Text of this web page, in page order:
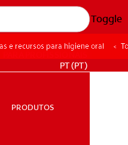
Toggle
PT (PT)
PRODUTOS
e recursos para higiene oral